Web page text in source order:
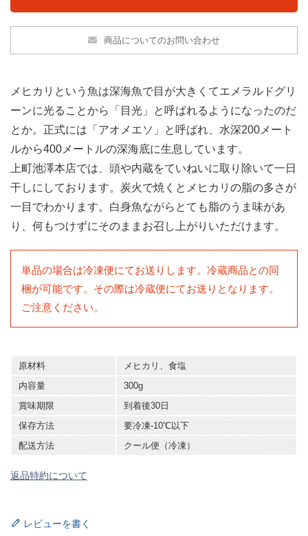
商品についてのお問い合わせ
メヒカリという魚は深海魚で目が大きくてエメラルドグリ
ーンに光ることから「目光」と呼ばれるようになったのだ
とか。正式には「アオメエソ」と呼ばれ、水深200メート
ルから400メートルの深海底に生息しています。
上町池澤本店では、頭や内蔵をていねいに取り除いて一日
干しにしております。炭火で焼くとメヒカリの脂の多さが
一目でわかります。白身魚ながらとても脂のうま味があ
り、何もつけずにそのままお召し上がりいただけます。
単品の場合は冷凍便にてお送りします。冷蔵商品との同
梱が可能です。その際は冷蔵便にてお送りとなります。
ご注意ください。
原材料
メヒカリ、食塩
内容量
300g
賞味期限
到着後30日
保存方法
要冷凍-10℃以下
配送方法
クール便（冷凍）
返品特約について
レビューを書く